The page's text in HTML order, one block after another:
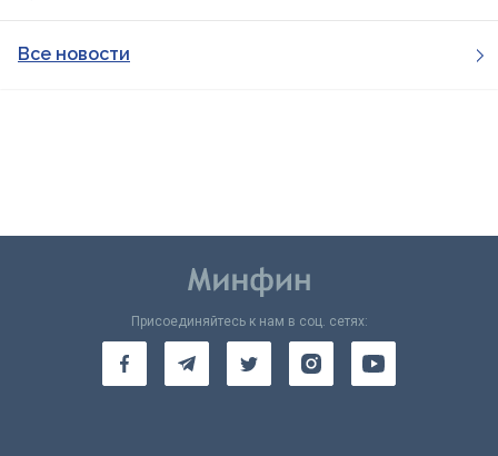
Все новости
Присоединяйтесь к нам в соц. сетях: